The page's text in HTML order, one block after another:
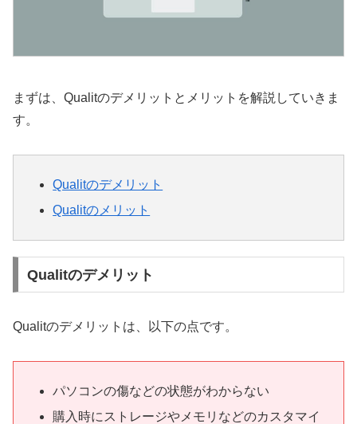
まずは、Qualitのデメリットとメリットを解説していきま
す。
Qualitのデメリット
Qualitのメリット
Qualitのデメリット
Qualitのデメリットは、以下の点です。
パソコンの傷などの状態がわからない
購入時にストレージやメモリなどのカスタマイ